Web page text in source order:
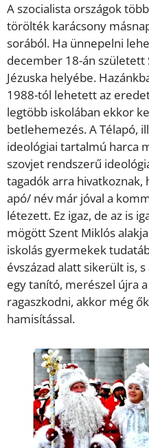
A szocialista országok
törölték karácsony
sorából. Ha ünnepelni
december 18-án született
Jézuska helyébe.
1988-tól lehetett az
legtöbb iskolában ekkor
betlehemezés. A Télapó,
ideológiai tartalmú harca
szovjet rendszerű
tagadók arra hivatkoznak,
apó/ név már jóval a
létezett. Ez igaz, de az is
mögött Szent Miklós
iskolás gyermekek
évszázad alatt sikerült is,
egy tanító, merészel újra
ragaszkodni, akkor még
hamisítással.